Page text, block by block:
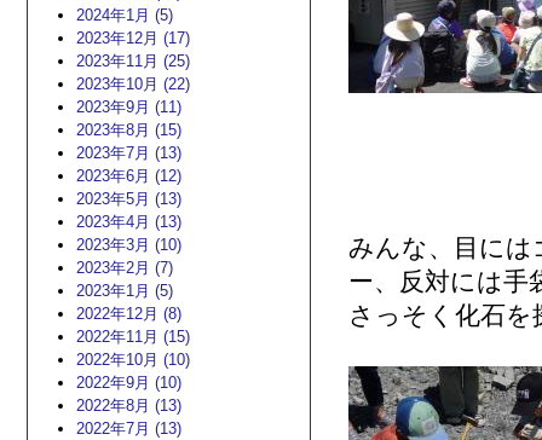
2024年1月 (5)
2023年12月 (17)
2023年11月 (25)
2023年10月 (22)
2023年9月 (11)
2023年8月 (15)
2023年7月 (13)
2023年6月 (12)
2023年5月 (13)
2023年4月 (13)
2023年3月 (10)
2023年2月 (7)
2023年1月 (5)
2022年12月 (8)
2022年11月 (15)
2022年10月 (10)
2022年9月 (10)
2022年8月 (13)
2022年7月 (13)
みんな、目には
ー、反対には手
さっそく化石